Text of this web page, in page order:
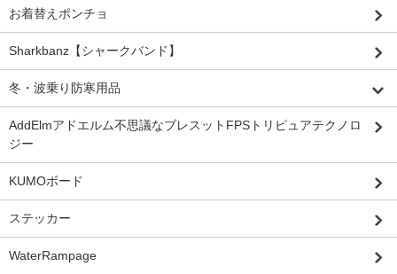
お着替えポンチョ
Sharkbanz【シャークバンド】
冬・波乗り防寒用品
AddElmアドエルム不思議なブレスットFPSトリピュアテクノロ
ジー
KUMOボード
ステッカー
WaterRampage